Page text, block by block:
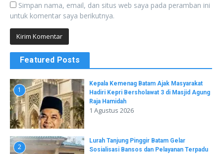
Simpan nama, email, dan situs web saya pada peramban ini
untuk komentar saya berikutnya.
Featured Posts
1
Kepala Kemenag Batam Ajak Masyarakat
Hadiri Kepri Bersholawat 3 di Masjid Agung
Raja Hamidah
1 Agustus 2026
2
Lurah Tanjung Pinggir Batam Gelar
Sosialisasi Bansos dan Pelayanan Terpadu